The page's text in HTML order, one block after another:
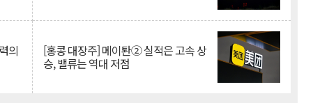
의 [홍콩 대장주] 메이퇀② 실적은 고속 상
승, 밸류는 역대 저점